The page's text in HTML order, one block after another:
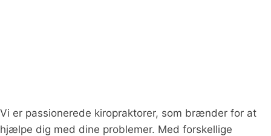
Vi er passionerede kiropraktorer, som brænder for at
hjælpe dig med dine problemer. Med forskellige